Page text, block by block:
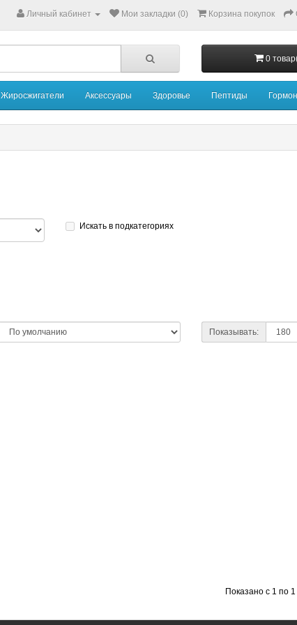
Личный кабинет Мои закладки (0) Корзина покупок
0
Жиросжигатели Аксессуары Здоровье Пептиды
Искать в подкатегориях
Показывать:
Показано с 1 по